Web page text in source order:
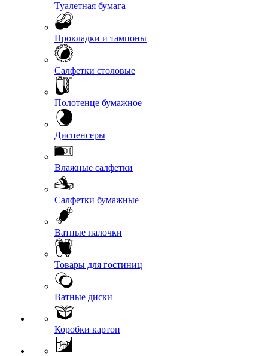
Туалетная бумага
Прокладки и тампоны
Салфетки столовые
Полотенце бумажное
Диспенсеры
Влажные салфетки
Салфетки бумажные
Ватные палочки
Товары для гостиниц
Ватные диски
Коробки картон